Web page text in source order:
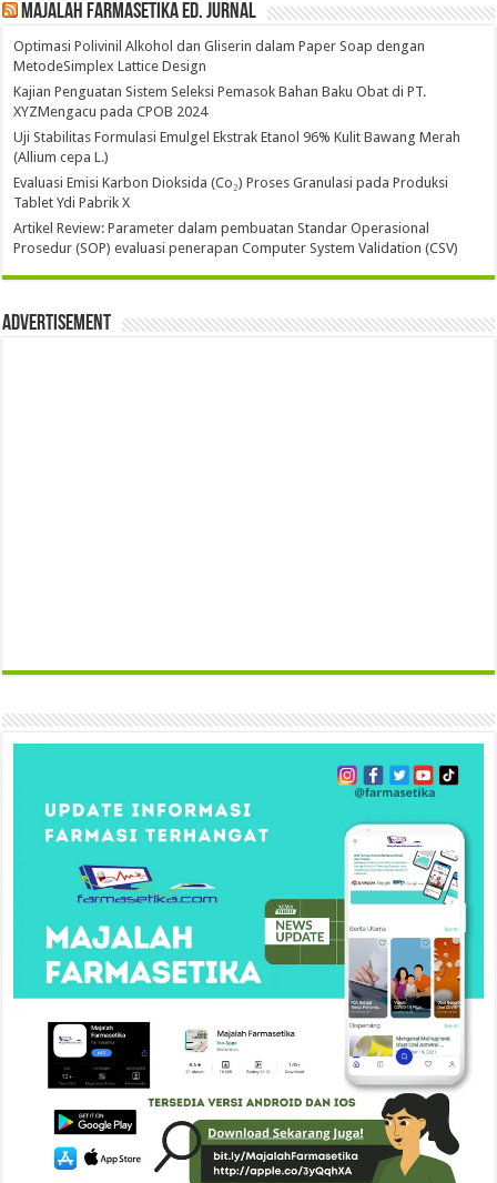
Majalah Farmasetika Ed. Jurnal
Optimasi Polivinil Alkohol dan Gliserin dalam Paper Soap dengan
MetodeSimplex Lattice Design
Kajian Penguatan Sistem Seleksi Pemasok Bahan Baku Obat di PT.
XYZMengacu pada CPOB 2024
Uji Stabilitas Formulasi Emulgel Ekstrak Etanol 96% Kulit Bawang Merah
(Allium cepa L.)
Evaluasi Emisi Karbon Dioksida (Co₂) Proses Granulasi pada Produksi
Tablet Ydi Pabrik X
Artikel Review: Parameter dalam pembuatan Standar Operasional
Prosedur (SOP) evaluasi penerapan Computer System Validation (CSV)
Advertisement